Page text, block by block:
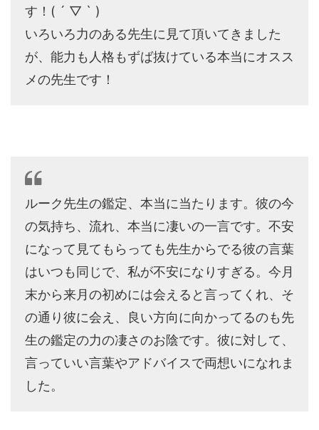
す！( ´ ▽ ` )
いろいろ力のある先生に見て頂いてきました
が、能力も人格もずば抜けている本当にオスス
メの先生です！
ルーク先生の鑑定、本当に当たります。彼の今
の気持ち、流れ、本当に凄いの一言です。不安
になって見てもらっても先生からでる彼の言葉
はいつも同じで、私が不安になりすぎる。今月
末から来月の初めには会えると言ってくれ、そ
の通り彼に会え、良い方向に向かってるのも先
生の鑑定の力の凄さのお陰です。彼に対して、
言っていい言葉やアドバイスで両想いになれま
した。